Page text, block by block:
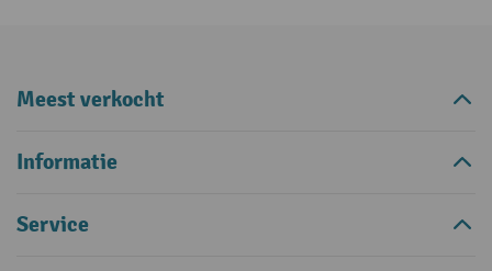
Meest verkocht
Informatie
Service